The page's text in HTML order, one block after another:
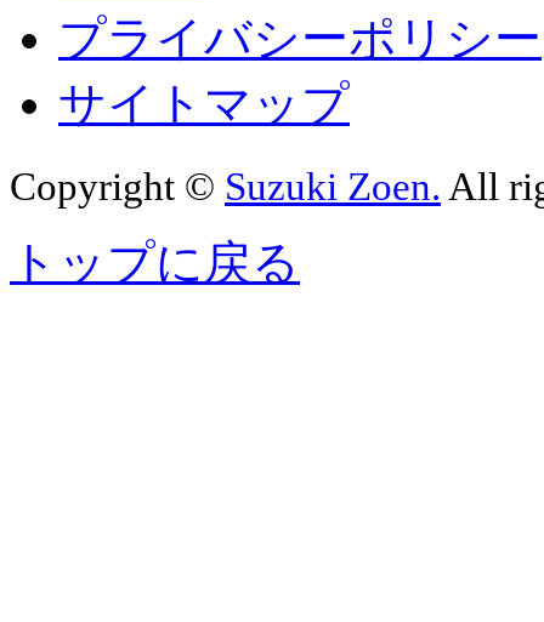
プライバシーポリシー
サイトマップ
Copyright © Suzuki Zoen. All
トップに戻る